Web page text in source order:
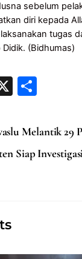
sebelum
diri kepada
tugas
(Bidhumas)
X
ar
e
Melantik 29
Siap